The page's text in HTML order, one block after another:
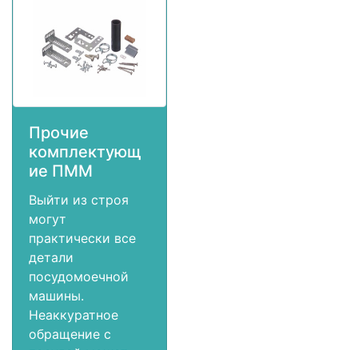
Прочие
комплектующ
ие ПММ
Выйти из строя
могут
практически все
детали
посудомоечной
машины.
Неаккуратное
обращение с